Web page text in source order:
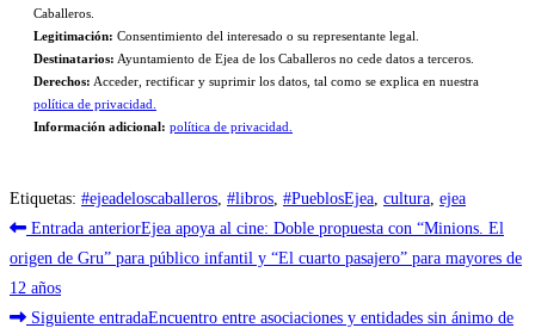
Caballeros.
Legitimación: Consentimiento del interesado o su representante legal.
Destinatarios: Ayuntamiento de Ejea de los Caballeros no cede datos a terceros.
Derechos: Acceder, rectificar y suprimir los datos, tal como se explica en nuestra
política de privacidad.
Información adicional: política de privacidad.
Etiquetas: #ejeadeloscaballeros #libros #PueblosEjea cultura ejea
Leer
más
artículos
Entrada anteriorEjea apoya al cine: Doble propuesta con “Minions. El
origen de Gru” para público infantil y “El cuarto pasajero” para mayores de
12 años
Siguiente entradaEncuentro entre asociaciones y entidades sin ánimo de